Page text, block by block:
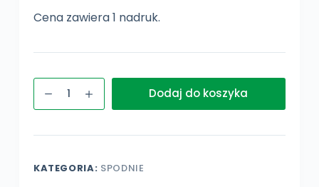
Cena zawiera 1 nadruk.
ilość
spodnie
Dodaj do koszyka
KATEGORIA: SPODNIE